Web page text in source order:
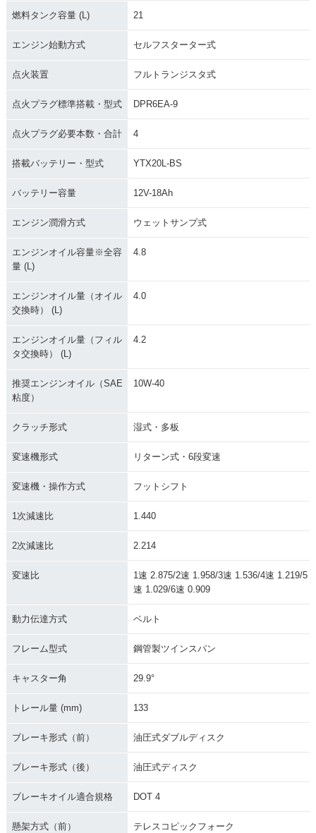
燃料タンク容量 (L) 21
エンジン始動方式 セルフスターター式
点火装置 フルトランジスタ式
点火プラグ標準搭載・型式 DPR6EA-9
点火プラグ必要本数・合計 4
搭載バッテリー・型式 YTX20L-BS
バッテリー容量 12V-18Ah
エンジン潤滑方式 ウェットサンプ式
エンジンオイル容量※全容
量 (L)
4.8
エンジンオイル量（オイル
交換時） (L)
4.0
エンジンオイル量（フィル
タ交換時） (L)
4.2
推奨エンジンオイル（SAE
粘度）
10W-40
クラッチ形式 湿式・多板
変速機形式 リターン式・6段変速
変速機・操作方式 フットシフト
1次減速比 1.440
2次減速比 2.214
変速比
1速 2.875/2速 1.958/3速 1.536/4速 1.219/5
速 1.029/6速 0.909
動力伝達方式 ベルト
フレーム型式 鋼管製ツインスパン
キャスター角 29.9°
トレール量 (mm) 133
ブレーキ形式（前） 油圧式ダブルディスク
ブレーキ形式（後） 油圧式ディスク
ブレーキオイル適合規格 DOT 4
懸架方式（前） テレスコピックフォーク